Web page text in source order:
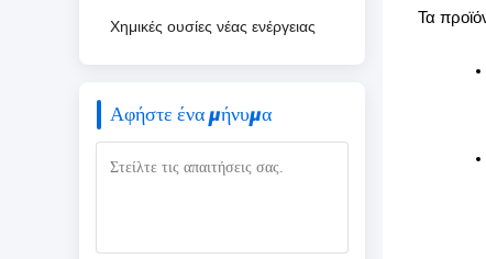
Χημικές ουσίες νέας ενέργειας
Αφήστε ένα μήνυμα
Τα